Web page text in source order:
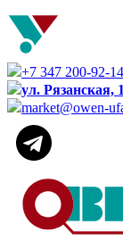
+7 347 200-92-14
ул. Рязанская,
market@owen-